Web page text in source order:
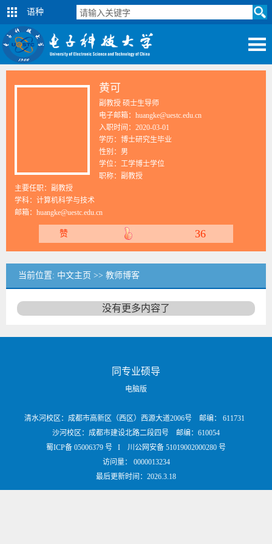
语种
黄可
副教授 硕士生导师
电子邮箱：huangke@uestc.edu.cn
入职时间：2020-03-01
学历：博士研究生毕业
性别：男
学位：工学博士学位
职称：副教授
主要任职：副教授
学科：计算机科学与技术
邮箱： huangke@uestc.edu.cn
赞 36
当前位置: 中文主页 >> 教师博客
没有更多内容了
同专业硕导
电脑版
清水河校区：成都市高新区（西区）西源大道2006号 邮编： 611731
沙河校区：成都市建设北路二段四号 邮编：610054
蜀ICP备 05006379 号 I 川公网安备 51019002000280 号
访问量： 0000013234
最后更新时间： 2026.3.18